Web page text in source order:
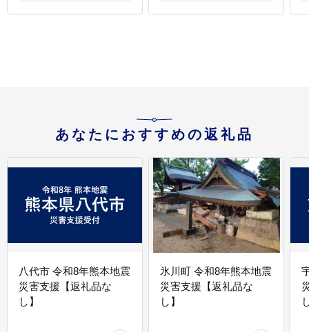
00070
00068
あなたにおすすめの返礼品
八代市 令和8年熊本地震
災害支援【返礼品な
し】
氷川町 令和8年熊本地震
災害支援【返礼品な
し】